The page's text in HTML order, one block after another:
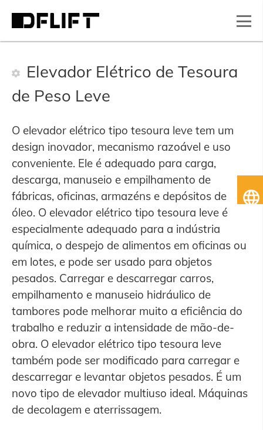
Elevador Elétrico de Tesoura
de Peso Leve
O elevador elétrico tipo tesoura leve tem um
design inovador, mecanismo razoável e uso
conveniente. Ele é adequado para carga,
descarga, manuseio e empilhamento de
fábricas, oficinas, armazéns e depósitos de
óleo. O elevador elétrico tipo tesoura leve é
especialmente adequado para a indústria
química, o despejo de alimentos em oficinas ou
em lotes, e pode ser usado para objetos
pesados. Carregar e descarregar carros,
empilhamento e manuseio hidráulico de
tambores pode melhorar muito a eficiência do
trabalho e reduzir a intensidade de mão-de-
obra. O elevador elétrico tipo tesoura leve
também pode ser modificado para carregar e
descarregar e levantar objetos pesados. É um
novo tipo de elevador multiuso ideal. Máquinas
de decolagem e aterrissagem.